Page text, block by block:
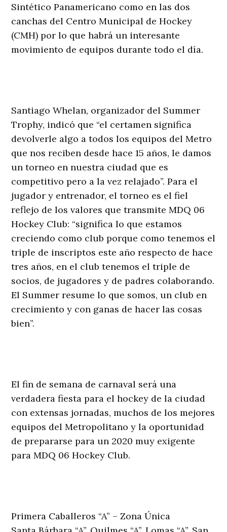
Sintético Panamericano como en las dos
canchas del Centro Municipal de Hockey
(CMH) por lo que habrá un interesante
movimiento de equipos durante todo el día.
Santiago Whelan, organizador del Summer
Trophy, indicó que “el certamen significa
devolverle algo a todos los equipos del Metro
que nos reciben desde hace 15 años, le damos
un torneo en nuestra ciudad que es
competitivo pero a la vez relajado”. Para el
jugador y entrenador, el torneo es el fiel
reflejo de los valores que transmite MDQ 06
Hockey Club: “significa lo que estamos
creciendo como club porque como tenemos el
triple de inscriptos este año respecto de hace
tres años, en el club tenemos el triple de
socios, de jugadores y de padres colaborando.
El Summer resume lo que somos, un club en
crecimiento y con ganas de hacer las cosas
bien”.
El fin de semana de carnaval será una
verdadera fiesta para el hockey de la ciudad
con extensas jornadas, muchos de los mejores
equipos del Metropolitano y la oportunidad
de prepararse para un 2020 muy exigente
para MDQ 06 Hockey Club.
Primera Caballeros “A” – Zona Única